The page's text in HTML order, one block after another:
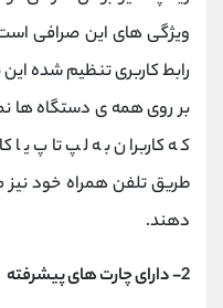
ویژگی های این صرافی
رابط کاربری تنظیم شده
بر روی همه ی دستگاه ها
که کاربران به لپ تاپ یا
طریق تلفن همراه خود نیز
دهند.
2- دارای چارت های پیشرفته